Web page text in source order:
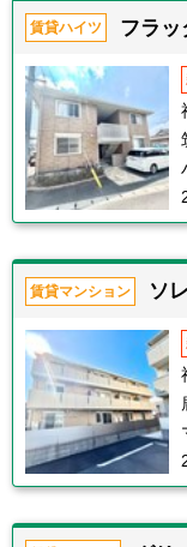
賃貸ハイツ フラッ
賃貸マンション ソ